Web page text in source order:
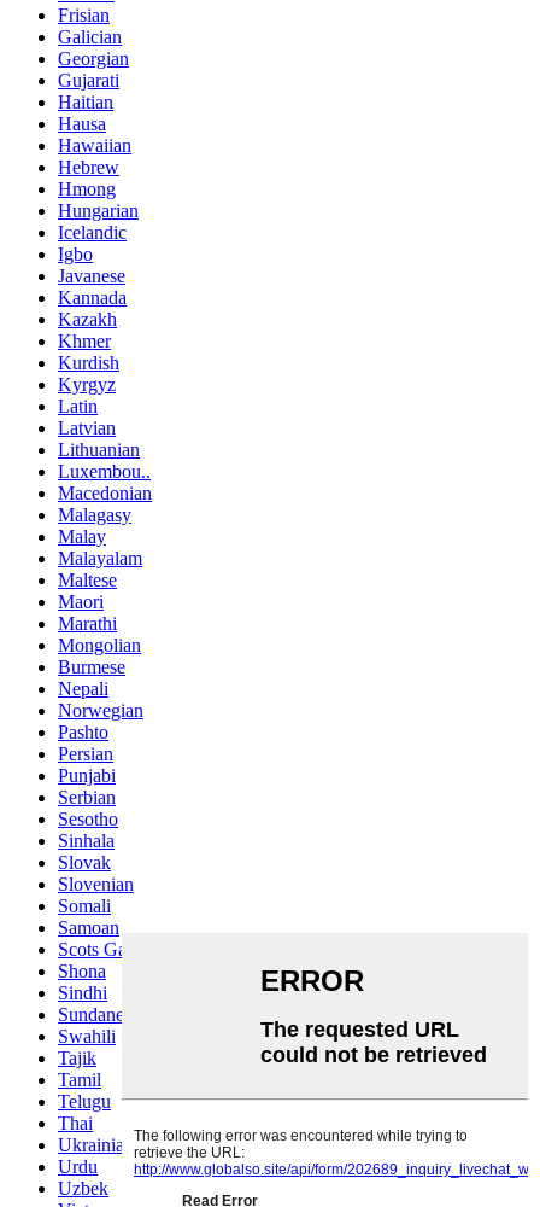
Frisian
Galician
Georgian
Gujarati
Haitian
Hausa
Hawaiian
Hebrew
Hmong
Hungarian
Icelandic
Igbo
Javanese
Kannada
Kazakh
Khmer
Kurdish
Kyrgyz
Latin
Latvian
Lithuanian
Luxembou..
Macedonian
Malagasy
Malay
Malayalam
Maltese
Maori
Marathi
Mongolian
Burmese
Nepali
Norwegian
Pashto
Persian
Punjabi
Serbian
Sesotho
Sinhala
Slovak
Slovenian
Somali
Samoan
Scots Gaelic
Shona
Sindhi
Sundanese
Swahili
Tajik
Tamil
Telugu
Thai
Ukrainian
Urdu
Uzbek